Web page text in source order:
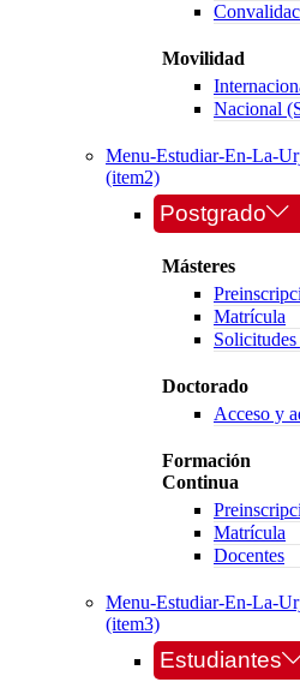
Movilidad
Nacional
Menu-Estudiar-En-La-
(item2)
Postgrado
Másteres
Matrícula
Doctorado
Acceso y
Formación
Continua
Matrícula
Docentes
Menu-Estudiar-En-La-
(item3)
Estudiantes